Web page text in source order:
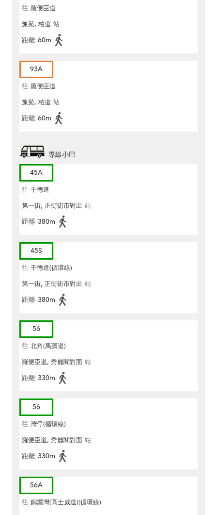
往 羅便臣道
豫苑, 柏道 站
距離 60m
93A
往 羅便臣道
豫苑, 柏道 站
距離 60m
專線小巴
45A
往 干德道
第一街, 正街街市對出 站
距離 380m
45S
往 干德道(循環線)
第一街, 正街街市對出 站
距離 380m
56
往 北角(馬寶道)
羅便臣道, 秀麗閣對面 站
距離 330m
56
往 灣仔(循環線)
羅便臣道, 秀麗閣對面 站
距離 330m
56A
往 銅鑼灣(高士威道)(循環線)